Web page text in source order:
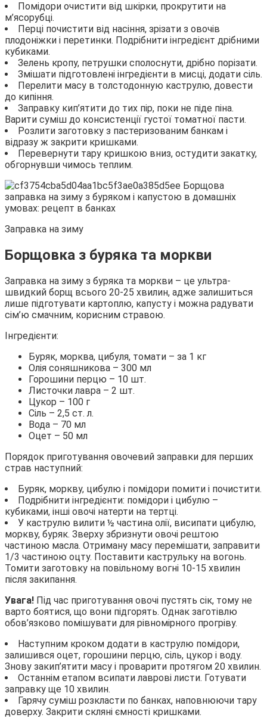
Помідори очистити від шкірки, прокрутити на
м’ясорубці.
Перці почистити від насіння, зрізати з овочів
плодоніжки і перетинки. Подрібнити інгредієнт дрібними
кубиками.
Зелень кропу, петрушки сполоснути, дрібно порізати.
Змішати підготовлені інгредієнти в мисці, додати сіль.
Перелити масу в толстодонную каструлю, довести
до кипіння.
Заправку кип’ятити до тих пір, поки не піде піна.
Варити суміш до консистенції густої томатної пасти.
Розлити заготовку з пастеризованим банкам і
відразу ж закрити кришками.
Перевернути тару кришкою вниз, остудити закатку,
обгорнувши чимось теплим.
Заправка на зиму
Борщовка з буряка та моркви
Заправка на зиму з буряка та моркви – це ультра-
швидкий борщ всього 20-25 хвилин, адже залишиться
лише підготувати картоплю, капусту і можна радувати
сім’ю смачним, корисним стравою.
Інгредієнти:
Буряк, морква, цибуля, томати – за 1 кг
Олія соняшникова – 300 мл
Горошини перцю – 10 шт.
Листочки лавра – 2 шт.
Цукор – 100 г
Сіль – 2,5 ст. л.
Вода – 70 мл
Оцет – 50 мл
Порядок приготування овочевий заправки для перших
страв наступний:
Буряк, моркву, цибулю і помідори помити і почистити.
Подрібнити інгредієнти: помідори і цибулю –
кубиками, інші овочі натерти на тертці.
У каструлю вилити ½ частина олії, висипати цибулю,
моркву, буряк. Зверху збризнути овочі рештою
частиною масла. Отриману масу перемішати, заправити
1/3 частиною оцту. Поставити каструльку на вогонь.
Томити заготовку на повільному вогні 10-15 хвилин
після закипання.
Увага! Під час приготування овочі пустять сік, тому не
варто боятися, що вони підгорять. Однак заготівлю
обов’язково помішувати для рівномірного прогріву.
Наступним кроком додати в каструлю помідори,
залишився оцет, горошини перцю, сіль, цукор і воду.
Знову закип’ятити масу і проварити протягом 20 хвилин.
Останнім етапом всипати лаврові листи. Готувати
заправку ще 10 хвилин.
Гарячу суміш розкласти по банках, наповнюючи тару
доверху. Закрити скляні ємності кришками.